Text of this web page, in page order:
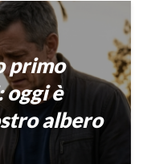
primo
oggi è
albero